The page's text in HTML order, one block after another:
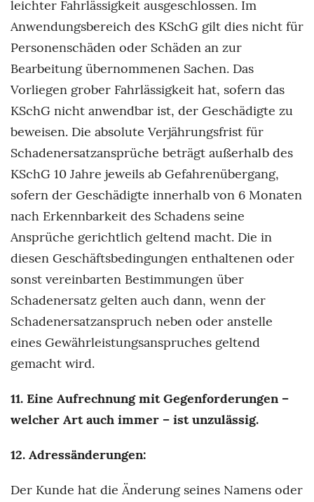
leichter Fahrlässigkeit ausgeschlossen. Im
Anwendungsbereich des KSchG gilt dies nicht für
Personenschäden oder Schäden an zur
Bearbeitung übernommenen Sachen. Das
Vorliegen grober Fahrlässigkeit hat, sofern das
KSchG nicht anwendbar ist, der Geschädigte zu
beweisen. Die absolute Verjährungsfrist für
Schadenersatzansprüche beträgt außerhalb des
KSchG 10 Jahre jeweils ab Gefahrenübergang,
sofern der Geschädigte innerhalb von 6 Monaten
nach Erkennbarkeit des Schadens seine
Ansprüche gerichtlich geltend macht. Die in
diesen Geschäftsbedingungen enthaltenen oder
sonst vereinbarten Bestimmungen über
Schadenersatz gelten auch dann, wenn der
Schadenersatzanspruch neben oder anstelle
eines Gewährleistungsanspruches geltend
gemacht wird.
11. Eine Aufrechnung mit Gegenforderungen –
welcher Art auch immer – ist unzulässig.
12. Adressänderungen:
Der Kunde hat die Änderung seines Namens oder